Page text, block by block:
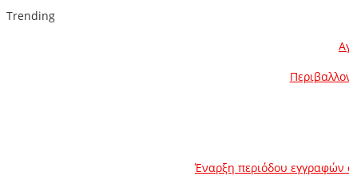
Trending
Έναρξη περιόδου εγγραφών